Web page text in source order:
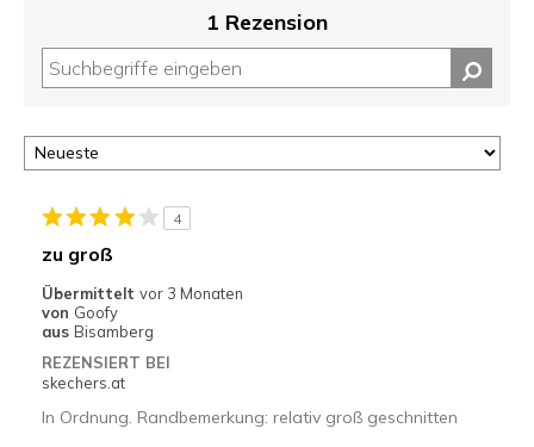
1 Rezension
4
zu groß
Übermittelt vor 3 Monaten
von Goofy
aus Bisamberg
REZENSIERT BEI
skechers.at
In Ordnung. Randbemerkung: relativ groß geschnitten